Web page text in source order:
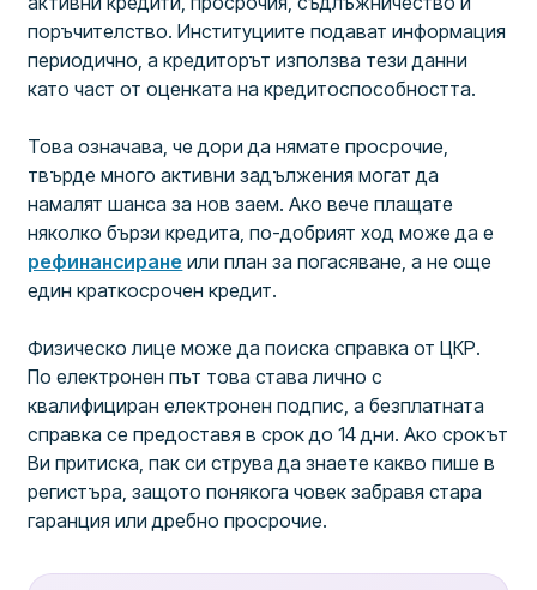
поръчителство. Институциите подават информация
периодично, а кредиторът използва тези данни
като част от оценката на кредитоспособността.
Това означава, че дори да нямате просрочие,
твърде много активни задължения могат да
намалят шанса за нов заем. Ако вече плащате
няколко бързи кредита, по-добрият ход може да е
рефинансиране или план за погасяване, а не още
един краткосрочен кредит.
Физическо лице може да поиска справка от ЦКР.
По електронен път това става лично с
квалифициран електронен подпис, а безплатната
справка се предоставя в срок до 14 дни. Ако срокът
Ви притиска, пак си струва да знаете какво пише в
регистъра, защото понякога човек забравя стара
гаранция или дребно просрочие.